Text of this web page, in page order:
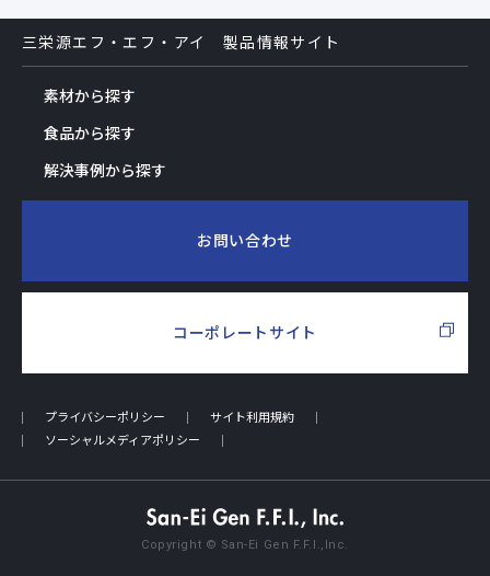
三栄源エフ・エフ・アイ 製品情報サイト
素材から探す
食品から探す
解決事例から探す
お問い合わせ
コーポレートサイト
プライバシーポリシー
サイト利用規約
ソーシャルメディアポリシー
Copyright © San-Ei Gen F.F.I.,Inc.